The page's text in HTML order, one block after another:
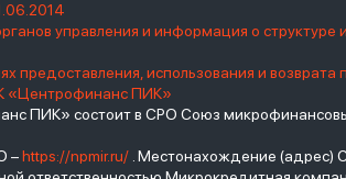
управления и информация о
предоставления, использования и
ПИК»
ПИК» состоит в СРО Союз
–https://npmir.ru/ . Местонахождение (адрес)